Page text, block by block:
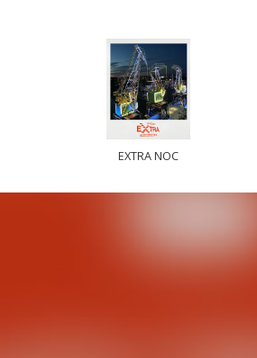
EXTRA NOC